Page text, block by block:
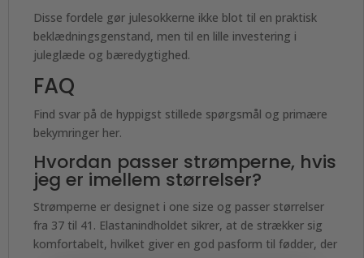
Disse fordele gør julesokkerne ikke blot til en praktisk
beklædningsgenstand, men til en lille investering i
juleglæde og bæredygtighed.
FAQ
Find svar på de hyppigst stillede spørgsmål og primære
bekymringer her.
Hvordan passer strømperne, hvis
jeg er imellem størrelser?
Strømperne er designet i one size og passer størrelser
fra 37 til 41. Elastanindholdet sikrer, at de strækker sig
komfortabelt, hvilket giver en god pasform til fødder, der